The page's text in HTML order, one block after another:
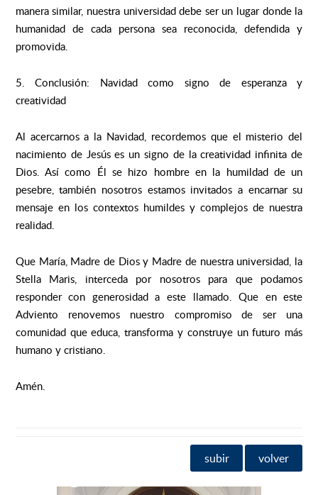
manera similar, nuestra universidad debe ser un lugar donde la
humanidad de cada persona sea reconocida, defendida y
promovida.
5. Conclusión: Navidad como signo de esperanza y
creatividad
Al acercarnos a la Navidad, recordemos que el misterio del
nacimiento de Jesús es un signo de la creatividad infinita de
Dios. Así como Él se hizo hombre en la humildad de un
pesebre, también nosotros estamos invitados a encarnar su
mensaje en los contextos humildes y complejos de nuestra
realidad.
Que María, Madre de Dios y Madre de nuestra universidad, la
Stella Maris, interceda por nosotros para que podamos
responder con generosidad a este llamado. Que en este
Adviento renovemos nuestro compromiso de ser una
comunidad que educa, transforma y construye un futuro más
humano y cristiano.
Amén.
subir volver